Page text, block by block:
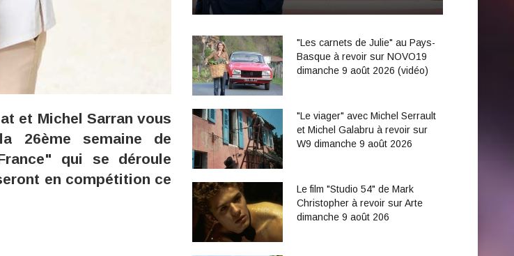
et Michel Sarran vous
26ème semaine de
qui se déroule
en compétition ce
"Les carnets de Julie" au Pays-
Basque à revoir sur NOVO19
dimanche 9 août 2026 (vidéo)
"Le viager" avec Michel Serrault
et Michel Galabru à revoir sur
W9 dimanche 9 août 2026
Le film "Studio 54" de Mark
Christopher à revoir sur Arte
dimanche 9 août 206